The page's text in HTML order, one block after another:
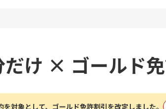
け × ゴールド
対象として、ゴールド免許割引を改定しました。